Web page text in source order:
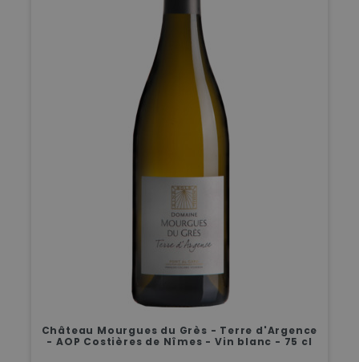
Château Mourgues du Grès - Terre d'Argence
- AOP Costières de Nîmes - Vin blanc - 75 cl